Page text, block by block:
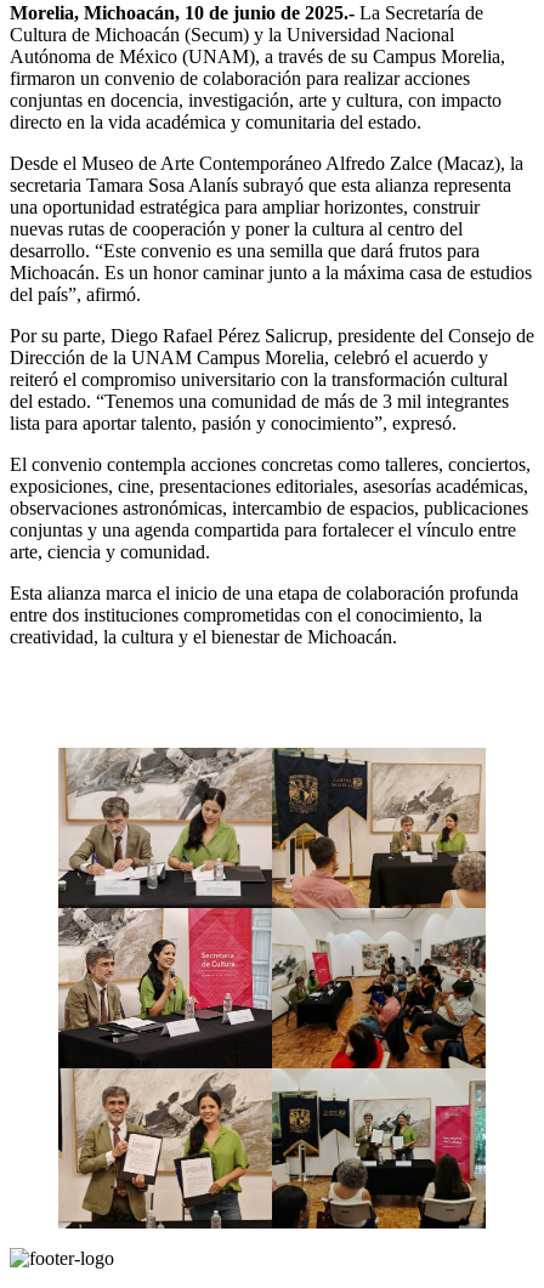
Morelia, Michoacán, 10 de junio de 2025.- La Secretaría de
Cultura de Michoacán (Secum) y la Universidad Nacional
Autónoma de México (UNAM), a través de su Campus Morelia,
firmaron un convenio de colaboración para realizar acciones
conjuntas en docencia, investigación, arte y cultura, con impacto
directo en la vida académica y comunitaria del estado.
Desde el Museo de Arte Contemporáneo Alfredo Zalce (Macaz), la
secretaria Tamara Sosa Alanís subrayó que esta alianza representa
una oportunidad estratégica para ampliar horizontes, construir
nuevas rutas de cooperación y poner la cultura al centro del
desarrollo. “Este convenio es una semilla que dará frutos para
Michoacán. Es un honor caminar junto a la máxima casa de estudios
del país”, afirmó.
Por su parte, Diego Rafael Pérez Salicrup, presidente del Consejo de
Dirección de la UNAM Campus Morelia, celebró el acuerdo y
reiteró el compromiso universitario con la transformación cultural
del estado. “Tenemos una comunidad de más de 3 mil integrantes
lista para aportar talento, pasión y conocimiento”, expresó.
El convenio contempla acciones concretas como talleres, conciertos,
exposiciones, cine, presentaciones editoriales, asesorías académicas,
observaciones astronómicas, intercambio de espacios, publicaciones
conjuntas y una agenda compartida para fortalecer el vínculo entre
arte, ciencia y comunidad.
Esta alianza marca el inicio de una etapa de colaboración profunda
entre dos instituciones comprometidas con el conocimiento, la
creatividad, la cultura y el bienestar de Michoacán.